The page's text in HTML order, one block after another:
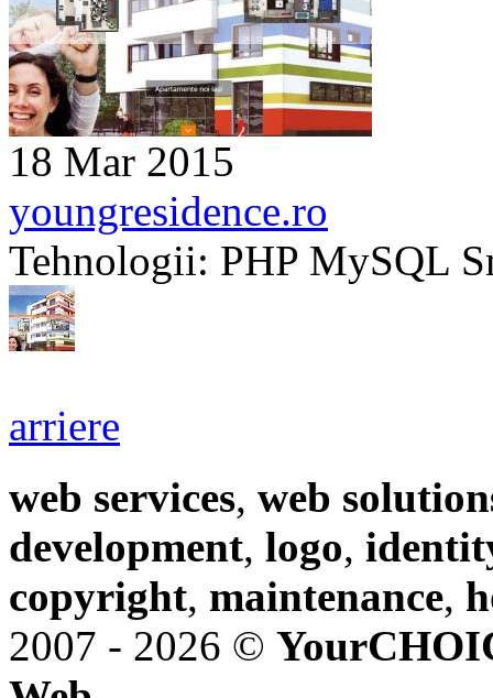
18 Mar 2015
youngresidence.ro
Tehnologii: PHP MySQL
arriere
web services, web
development, logo,
copyright, maintenance,
2007 - 2026 ©